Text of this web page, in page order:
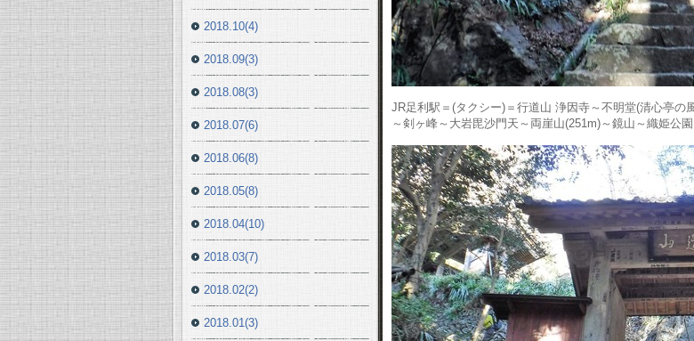
JR足利駅＝(タクシー)＝行道山 浄因寺～不明堂(清心亭
～剣ヶ峰～大岩毘沙門天～両崖山(251m)～鏡山～織姫公
2018.10(4)
2018.09(3)
2018.08(3)
2018.07(6)
2018.06(8)
2018.05(8)
2018.04(10)
2018.03(7)
2018.02(2)
2018.01(3)